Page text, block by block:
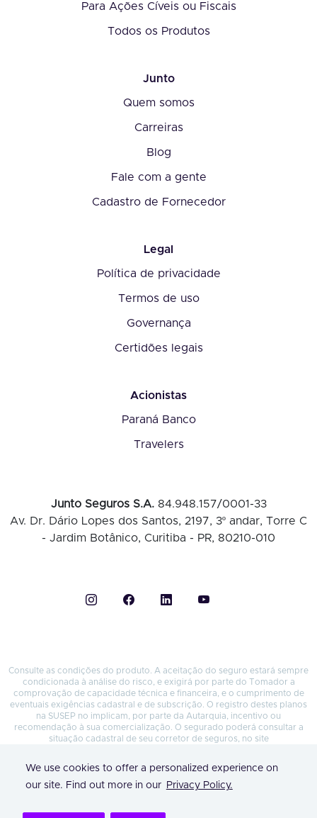
We use cookies to offer a personalized experience on
our site. Find out more in our
Privacy Policy.
Para Ações Cíveis ou Fiscais
Todos os Produtos
Junto
Quem somos
Carreiras
Blog
Fale com a gente
Cadastro de Fornecedor
Legal
Política de privacidade
Termos de uso
Governança
Certidões legais
Acionistas
Paraná Banco
Travelers
Junto Seguros S.A. 84.948.157/0001-33
Av. Dr. Dário Lopes dos Santos, 2197, 3º andar, Torre C
- Jardim Botânico, Curitiba - PR, 80210-010
Consulte as condições do produto. A aceitação do seguro estará sempre
condicionada à análise do risco, e exigirá por parte do Tomador a
comprovação de capacidade técnica e financeira, e o cumprimento de
eventuais exigências cadastral e de subscrição. O registro destes planos
na SUSEP no implicam, por parte da Autarquia, incentivo ou
recomendação à sua comercialização. O segurado poderá consultar a
situação cadastral de seu corretor de seguros, no site
15414.636371/2022-53 e nº 15414.636374/2022-97 e Fiança Locatícia nº
15414.602090/2020-35. Ouvidoria 0800 643 0301.